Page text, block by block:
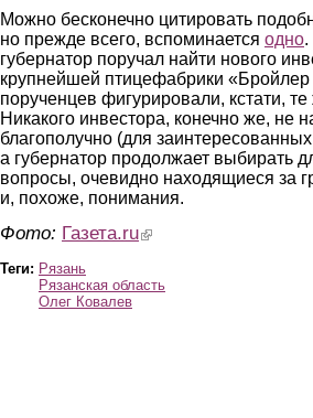
Можно бесконечно цитировать
но прежде всего, вспоминается одно.
губернатор поручал найти нового
крупнейшей птицефабрики
порученцев фигурировали, кстати,
Никакого инвестора, конечно же, не
благополучно (для
а губернатор продолжает выбирать
вопросы, очевидно находящиеся за
и, похоже, понимания.
Фото: Газета.ru(link is external)
Теги: Рязань
Рязанская область
Олег Ковалев